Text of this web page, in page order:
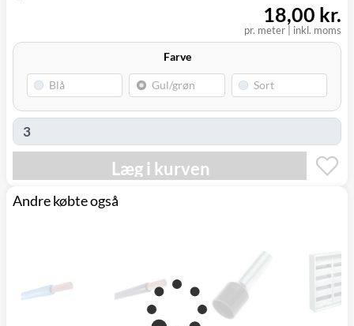
pr. meter inkl. moms
18,00 kr.
Farve
Læg i kurven
Andre købte også